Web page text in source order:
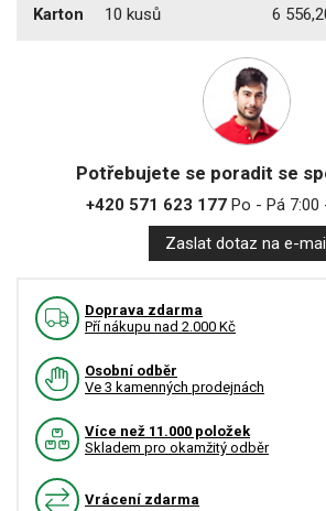
Karton
10 kusů 6
Potřebujete se poradit se
+420 571 623 177Po - Pá 7:00
Zaslat dotaz na e-
Doprava zdarma
Pří nákupu nad 2.000 Kč
Osobní odběr
Ve 3 kamenných prodejnách
Více než 11.000 položek
Skladem pro okamžitý odběr
Vrácení zdarma